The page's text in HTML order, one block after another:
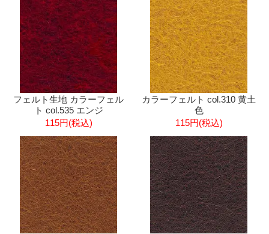
フェルト生地 カラーフェル
ト col.535 エンジ
115円(税込)
カラーフェルト col.310 黄土
色
115円(税込)